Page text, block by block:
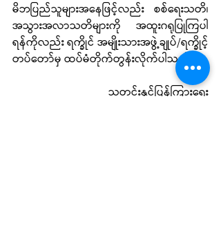
မိဘပြည်သူများအနေဖြင့်လည်း စစ်ရေးသတိ၊
အသွားအလာသတိများကို အထူးဂရုပြုကြပါ
ရန်ကိုလည်း ရက္ခိုင် အမျိုးသားအဖွဲ့ချုပ်/ရက္ခိုင့်
တပ်တော်မှ ထပ်မံတိုက်တွန်းလိုက်ပါသည်။
သတင်းနှင့်ပြန်ကြားရေး